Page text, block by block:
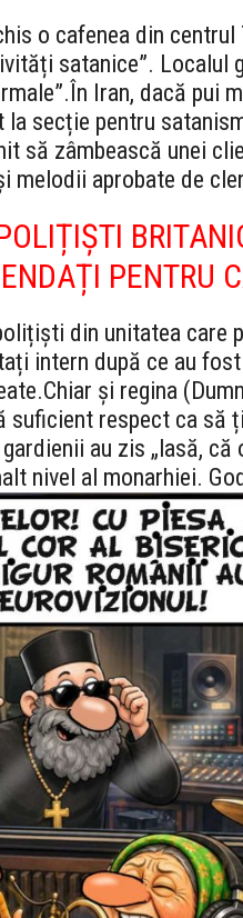
o cafenea din centrul
satanice”. Localul
În Iran, dacă pui
secție pentru
să zâmbească unei
melodii aprobate de
PENTRU
din unitatea care
intern după ce au
Chiar și regina
suficient respect ca
au zis „lasă,
nivel al monarhiei.